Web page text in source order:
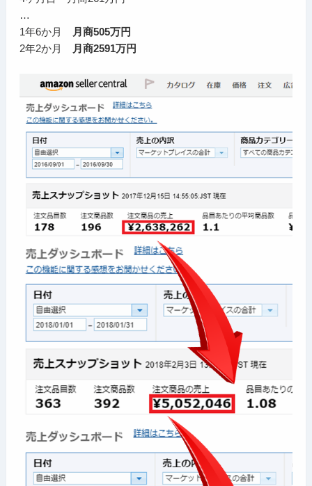
…
1年6か月
月商505万円
2年2か月
月商2591万円